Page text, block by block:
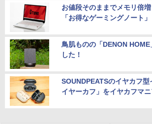
お値段そのままでメモリ倍
「お得なゲーミングノート」
鳥肌ものの「DENON
した！
SOUNDPEATSのイヤカフ
イヤーカフ」をイヤカフマ